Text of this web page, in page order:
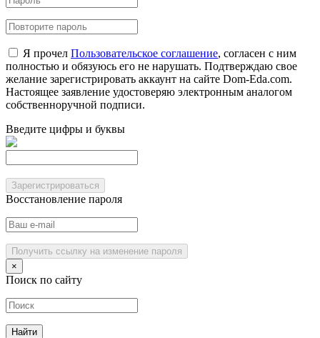
Я прочел Пользовательское соглашение, согласен с ним
полностью и обязуюсь его не нарушать. Подтверждаю свое
желание зарегистрировать аккаунт на сайте Dom-Eda.com.
Настоящее заявление удостоверяю электронным аналогом
собственноручной подписи.
Введите цифры и буквы
Зарегистрироваться
Восстановление пароля
Получить ссылку на изменение пароля
×
Поиск по сайту